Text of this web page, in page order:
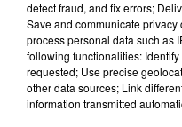
Elizabeth II passionne
début de son règne et
été suivi en France
personnes le weekend
detect fraud, and fix errors;
Save and communicate
process personal data such as
following functionalities:
requested; Use precise
other data sources; Link
information transmitted